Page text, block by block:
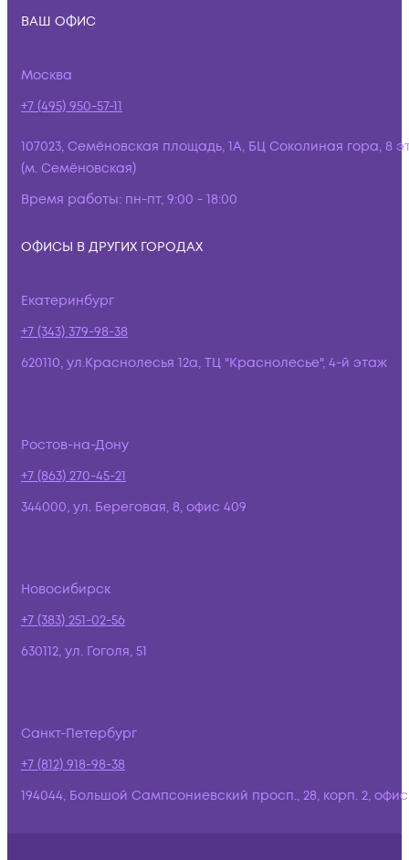
ВАШ ОФИС
Москва
+7 (495) 950-57-11
107023, Семёновская площадь, 1А, БЦ Соколиная гора, 8
(м. Семёновская)
Время работы: пн-пт, 9:00 - 18:00
ОФИСЫ В ДРУГИХ ГОРОДАХ
Екатеринбург
+7 (343) 379-98-38
620110, ул.Краснолесья 12а, ТЦ "Краснолесье", 4-й этаж
Ростов-на-Дону
+7 (863) 270-45-21
344000, ул. Береговая, 8, офис 409
Новосибирск
+7 (383) 251-02-56
630112, ул. Гоголя, 51
Санкт-Петербург
+7 (812) 918-98-38
194044, Большой Сампсониевский просп., 28, корп. 2,